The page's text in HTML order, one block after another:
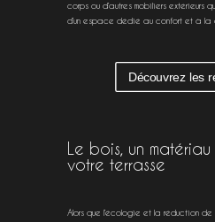
corps ou d’autres mobiliers extérieurs
d’un espace dédié au confort et à
Découvrez les
Le bois, un
votre terrasse
Alors que l’écologie et la réduction de